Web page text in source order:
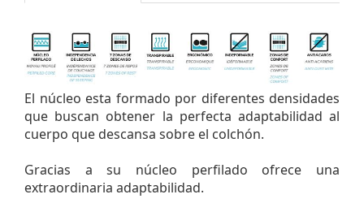
El núcleo esta formado por diferentes densidades
que buscan obtener la perfecta adaptabilidad al
cuerpo que descansa sobre el colchón.
Gracias a su núcleo perfilado ofrece una
extraordinaria adaptabilidad.